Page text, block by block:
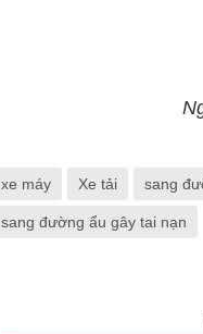
xe máy Xe tải sang
sang đường ẩu gây tai nạn